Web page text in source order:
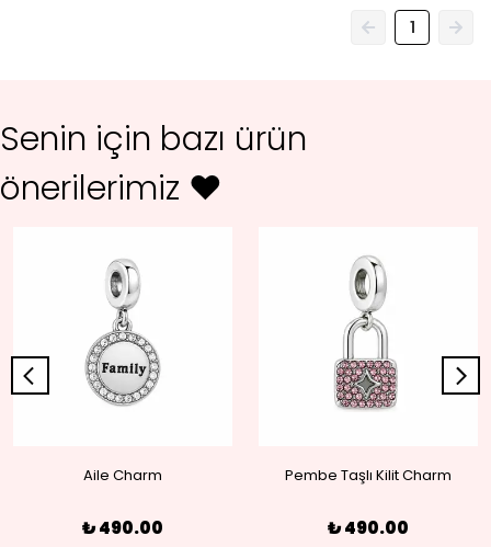
1
Senin için bazı ürün
önerilerimiz ♥
Aile Charm
₺ 490.00
Pembe Taşlı Kilit Charm
₺ 490.00